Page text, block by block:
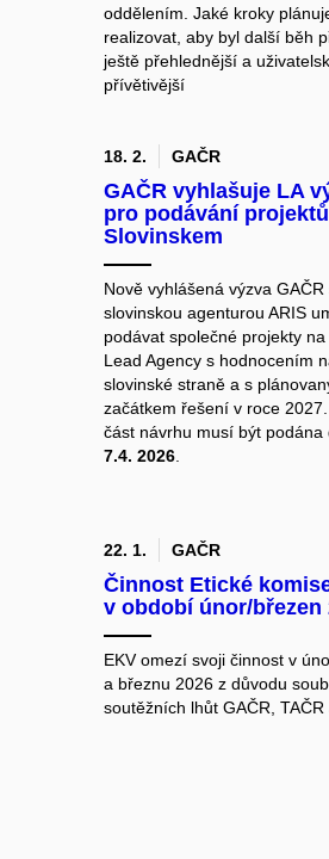
oddělením. Jaké kroky
realizovat, aby byl další běh
ještě přehlednější a
přívětivější
18. 2. GAČR
GAČR vyhlašuje LA
pro podávání
Slovinskem
Nově vyhlášená výzva GAČR
slovinskou agenturou ARIS
podávat společné projekty na
Lead Agency s hodnocením
slovinské straně a s
začátkem řešení v roce
část návrhu musí být podána
7.4. 2026
22. 1. GAČR
Činnost Etické
v období únor/březen
EKV omezí svoji činnost v
a březnu 2026 z důvodu
soutěžních lhůt GAČR, TAČR